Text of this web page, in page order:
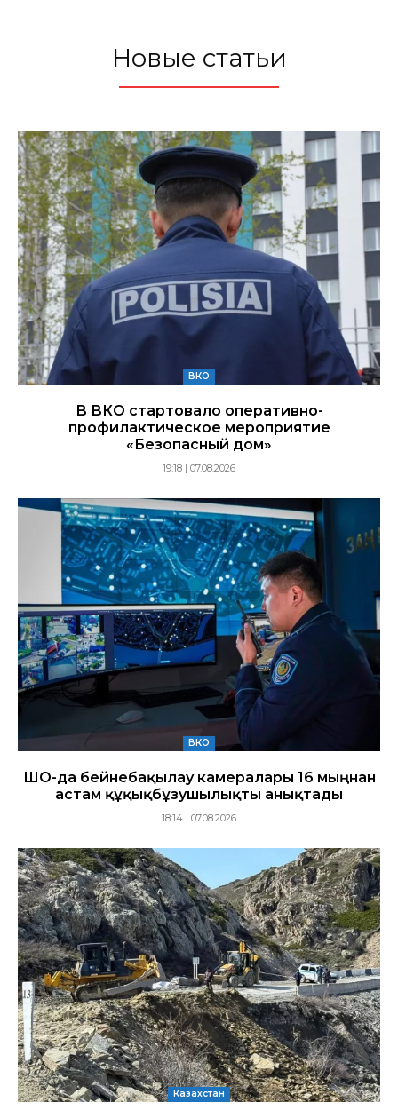
Новые статьи
ВКО
В ВКО стартовало оперативно-
профилактическое мероприятие
«Безопасный дом»
19:18 | 07.08.2026
ВКО
ШҚО-да бейнебақылау камералары 16 мыңнан
астам құқықбұзушылықты анықтады
18:14 | 07.08.2026
Казахстан